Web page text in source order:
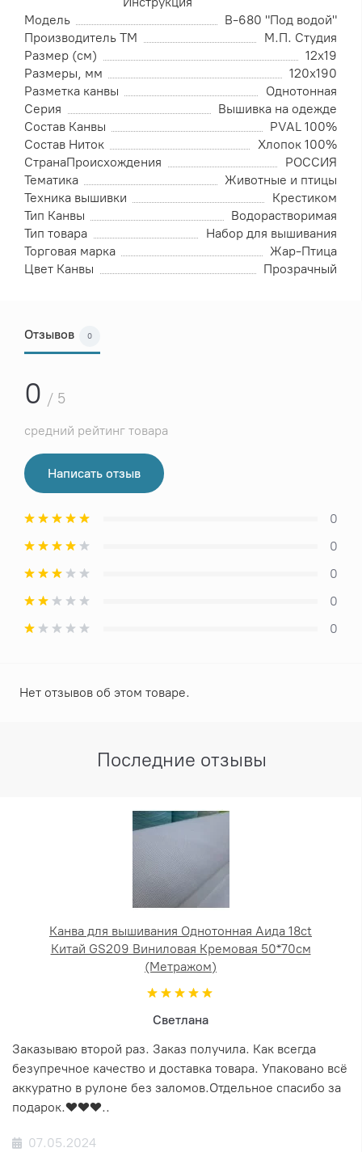
Модель
В-680 "Под водой"
Производитель ТМ
М.П. Студия
Размер (см)
12х19
Размеры, мм
120х190
Разметка канвы
Однотонная
Серия
Вышивка на одежде
Состав Канвы
PVAL 100%
Состав Ниток
Хлопок 100%
СтранаПроисхождения
РОССИЯ
Тематика
Животные и птицы
Техника вышивки
Крестиком
Тип Канвы
Водорастворимая
Тип товара
Набор для вышивания
Торговая марка
Жар-Птица
Цвет Канвы
Прозрачный
Отзывов 0
0 / 5
средний рейтинг товара
Написать отзыв
0
0
0
0
0
Нет отзывов об этом товаре.
Последние отзывы
Канва для вышивания Однотонная Аида 18ct
Китай GS209 Виниловая Кремовая 50*70см
(Метражом)
Светлана
Заказываю второй раз. Заказ получила. Как всегда
безупречное качество и доставка товара. Упаковано всё
аккуратно в рулоне без заломов.Отдельное спасибо за
подарок.❤️❤️❤️..
07.05.2024